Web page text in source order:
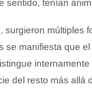
sentido, tenían
surgieron múltiples
se manifiesta que
del resto más allá